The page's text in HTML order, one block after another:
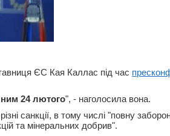
ЄС Кая Каллас під час
ним 24 лютого", - наголосила вона.
санкції, в тому числі "повну
та мінеральних добрив".